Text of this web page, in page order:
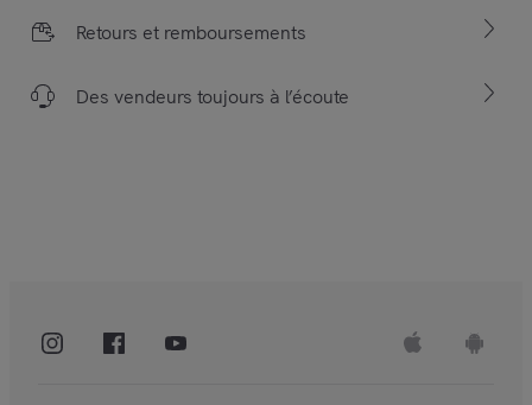
Retours et remboursements
Des vendeurs toujours à l’écoute